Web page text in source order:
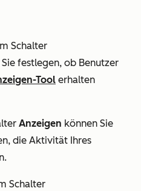
Schalter
festlegen, ob Benutzer
Tool erhalten
Anzeigen können Sie
die Aktivität Ihres
Schalter